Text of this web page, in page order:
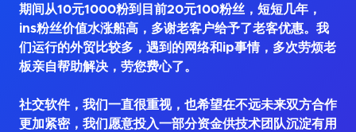
期间从10元1000粉到目前20元100粉丝，短短几年，
ins粉丝价值水涨船高，多谢老客户给予了老客优惠。我
们运行的外贸比较多，遇到的网络和ip事情，多次劳烦老
板亲自帮助解决，劳您费心了。
社交软件，我们一直很重视，也希望在不远未来双方合作
更加紧密，我们愿意投入一部分资金供技术团队沉淀有用